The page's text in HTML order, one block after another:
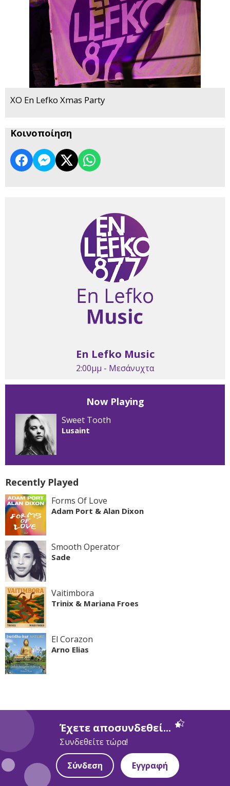
XO En Lefko Xmas Party
Κοινοποίηση
En Lefko Music
2:00μμ - Μεσάνυχτα
Now Playing
Sweet Tooth
Lusaint
Recently Played
Forms Of Love
Adam Port & Alan Dixon
Smooth Operator
Sade
Vaitimbora
Trinix & Mariana Froes
El Corazon
Arno Elias
Έχετε αποσυνδεθεί...
Συνδεθείτε τώρα!
Σύνδεση Εγγραφή